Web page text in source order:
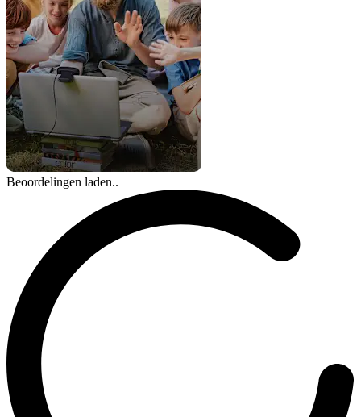
Beoordelingen laden..